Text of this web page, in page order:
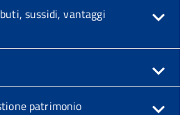
sussidi, vantaggi
patrimonio